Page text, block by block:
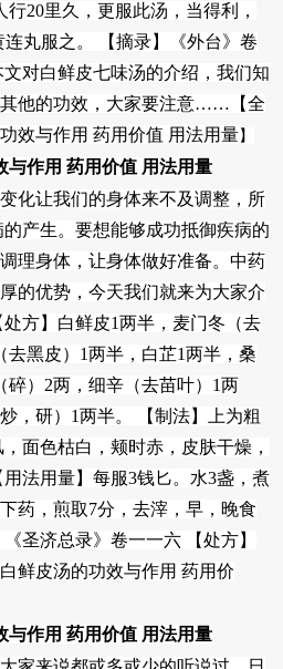
20里久，更服此汤，当得利，
丸服之。 【摘录】《外台》卷
对白鲜皮七味汤的介绍，我们知
他的功效，大家要注意……【全
效与作用 药用价值 用法用量】
与作用 药用价值 用法用量
让我们的身体来不及调整，所
产生。要想能够成功抵御疾病的
理身体，让身体做好准备。中药
的优势，今天我们就来为大家介
方】白鲜皮1两半，麦门冬（去
去黑皮）1两半，白芷1两半，桑
碎）2两，细辛（去苗叶）1两
，研）1两半。 【制法】上为粗
面色枯白，颊时赤，皮肤干燥，
法用量】每服3钱匕。水3盏，煮
药，煎取7分，去滓，早，晚食
圣济总录》卷一一六 【处方】
鲜皮汤的功效与作用 药用价
与作用 药用价值 用法用量